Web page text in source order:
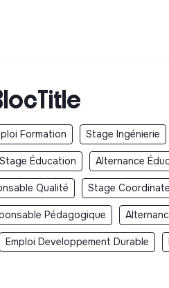
Formation Stage Ingénierie
Stage Éducation Alternance
Qualité Stage
Pédagogique
Emploi Developpement Durable